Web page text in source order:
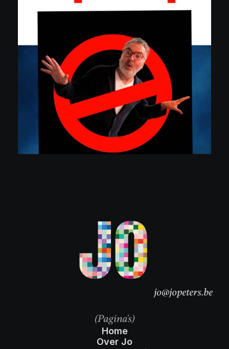
jo@jopeters.be
(Pagina's)
Home
Over Jo